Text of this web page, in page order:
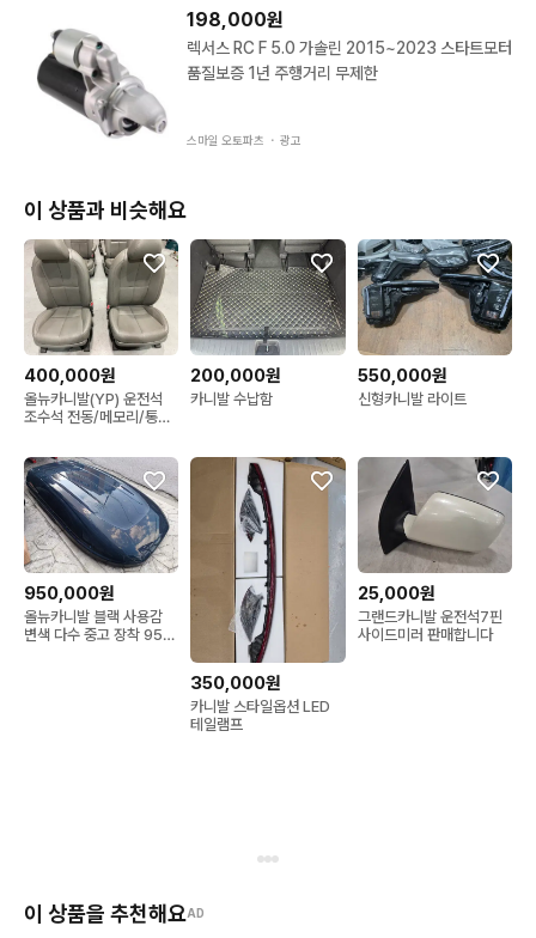
198,000원
렉서스 RC F 5.0 가솔린 2015~2023 스타트모터
품질보증 1년 주행거리 무제한
스마일 오토파츠 ・ 광고
이 상품과 비슷해요
400,000원
올뉴카니발(YP) 운전석
조수석 전동/메모리/통풍
200,000원
카니발 수납함
550,000원
신형카니발 라이트
950,000원
올뉴카니발 블랙 사용감
변색 다수 중고 장착 95만
350,000원
카니발 스타일옵션 LED
테일램프
25,000원
그랜드카니발 운전석7핀
사이드미러 판매합니다
이 상품을 추천해요AD